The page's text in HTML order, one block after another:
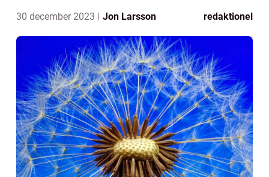
30 december 2023 Jon Larsson redaktionel